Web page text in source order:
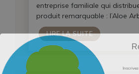
entreprise familiale qui
produit remarquable : l’Aloe
LIRE LA SUITE